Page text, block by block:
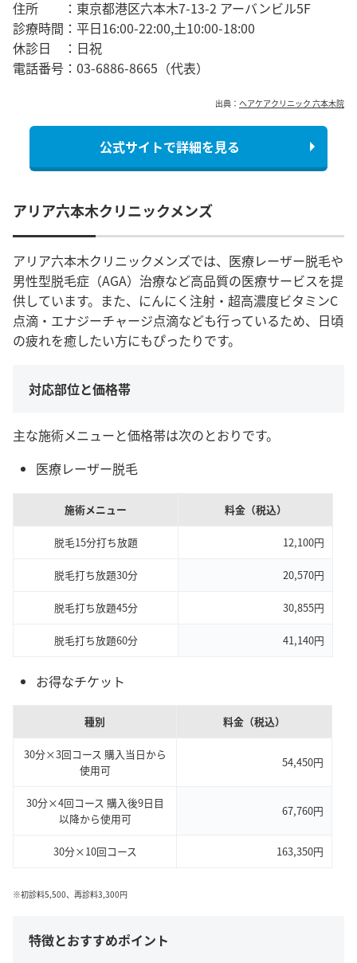
住所 ：東京都港区六本木7-13-2 アーバンビル5F
診療時間：平日16:00-22:00,土10:00-18:00
休診日 ：日祝
電話番号：03-6886-8665（代表）
出典： ヘアケアクリニック 六本木院
公式サイトで詳細を見る
アリア六本木クリニックメンズ
アリア六本木クリニックメンズでは、医療レーザー脱毛や
男性型脱毛症（AGA）治療など高品質の医療サービスを提
供しています。また、にんにく注射・超高濃度ビタミンC
点滴・エナジーチャージ点滴なども行っているため、日頃
の疲れを癒したい方にもぴったりです。
対応部位と価格帯
主な施術メニューと価格帯は次のとおりです。
医療レーザー脱毛
施術メニュー 料金（税込）
脱毛15分打ち放題 12,100円
脱毛打ち放題30分 20,570円
脱毛打ち放題45分 30,855円
脱毛打ち放題60分 41,140円
お得なチケット
種別 料金（税込）
30分×3回コース 購入当日から
使用可
54,450円
30分×4回コース 購入後9日目
以降から使用可
67,760円
30分×10回コース 163,350円
※初診料5,500、再診料3,300円
特徴とおすすめポイント